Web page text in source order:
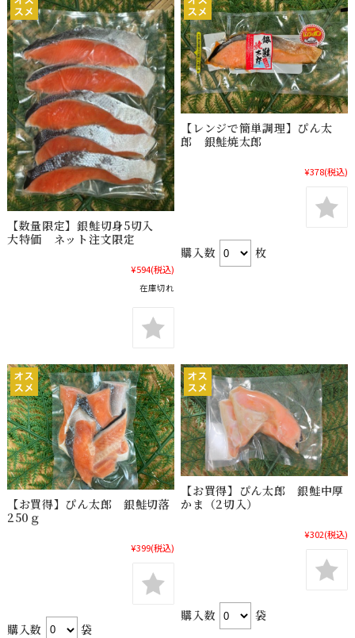
【数量限定】銀鮭切身5切入
大特価 ネット注文限定
¥594(税込)
在庫切れ
【レンジで簡単調理】ぴん太
郎 銀鮭焼太郎
¥378(税込)
購入数 枚
【お買得】ぴん太郎 銀鮭切落
250ｇ
¥399(税込)
購入数 袋
【お買得】ぴん太郎 銀鮭中厚
かま（2切入）
¥302(税込)
購入数 袋